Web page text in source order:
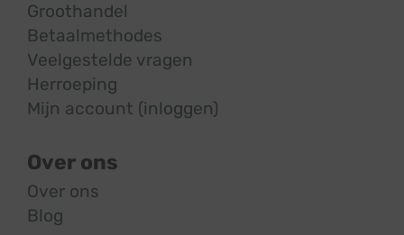
Groothandel
Betaalmethodes
Veelgestelde vragen
Herroeping
Mijn account (inloggen)
Over ons
Over ons
Blog